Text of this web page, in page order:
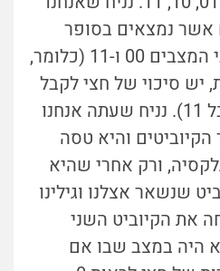
אשר נמצאים בסופר
פוזיציה אחידה בין שני המצבים 00 ו-11 (כלומר,
יש סיכוי של חצי לקבל
00 וסיכוי של חצי לקבל 11). נניח שעתה אנחנו
והיא טסה
ורק אחרי שהיא
שנשאר אצלנו וגילינו
את הקיוביט השני
היה במצב שבו אם